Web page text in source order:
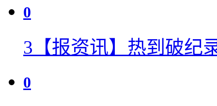
0
3 【报资讯】热到破纪
0